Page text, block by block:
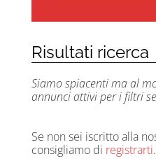
Risultati ricerca
Siamo spiacenti ma al
annunci attivi per i filtri
Se non sei iscritto alla
consigliamo di registrarti.